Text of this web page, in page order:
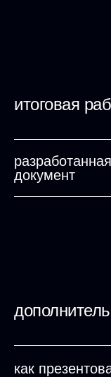
итоговая
документ
как